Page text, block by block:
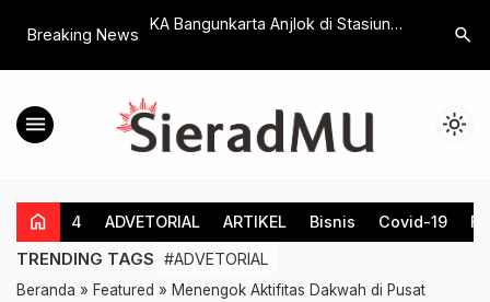
Breaking News
Group Cengkir
Jadi Juara
KA Bangunkarta Anjlok di Stasiun
Sejumlah KA Dialihkan Memutar
search
menu light_mode
home 4 ADVETORIAL ARTIKEL Bisnis Covid-19
TRENDING TAGS #ADVETORIAL
Beranda » Featured » Menengok Aktifitas Dakwah di Pusat